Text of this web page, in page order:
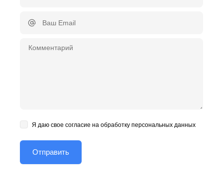
Я даю свое согласие на обработку персональных данных